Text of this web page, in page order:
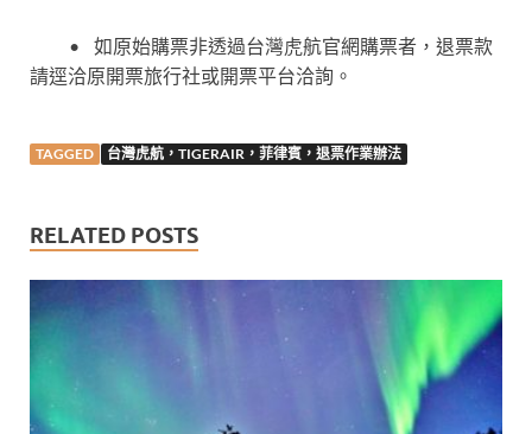
• 如原始購票非透過台灣虎航官網購票者，退票款
請逕洽原開票旅行社或開票平台洽詢。
TAGGED 台灣虎航，TIGERAIR，菲律賓，退票作業辦法
RELATED POSTS